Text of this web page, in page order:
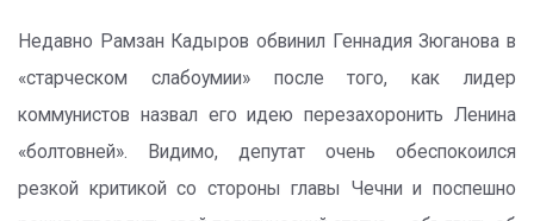
Недавно Рамзан Кадыров обвинил Геннадия Зюганова в
«старческом слабоумии» после того, как лидер
коммунистов назвал его идею перезахоронить Ленина
«болтовней». Видимо, депутат очень обеспокоился
резкой критикой со стороны главы Чечни и поспешно